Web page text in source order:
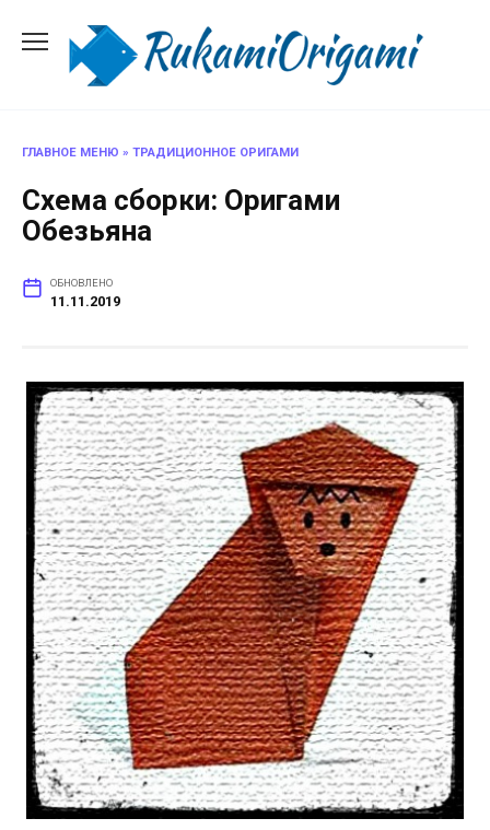
содержанию
ГЛАВНОЕ МЕНЮ » ТРАДИЦИОННОЕ ОРИГАМИ
Схема сборки: Оригами
Обезьяна
ОБНОВЛЕНО
11.11.2019